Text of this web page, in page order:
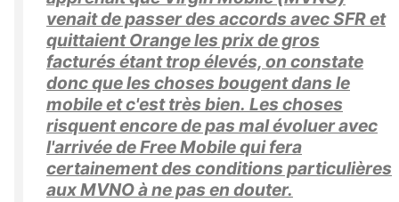
venait de passer des accords avec SFR et
quittaient Orange les prix de gros
facturés étant trop élevés, on constate
donc que les choses bougent dans le
mobile et c'est très bien. Les choses
risquent encore de pas mal évoluer avec
l'arrivée de Free Mobile qui fera
certainement des conditions particulières
aux MVNO à ne pas en douter.